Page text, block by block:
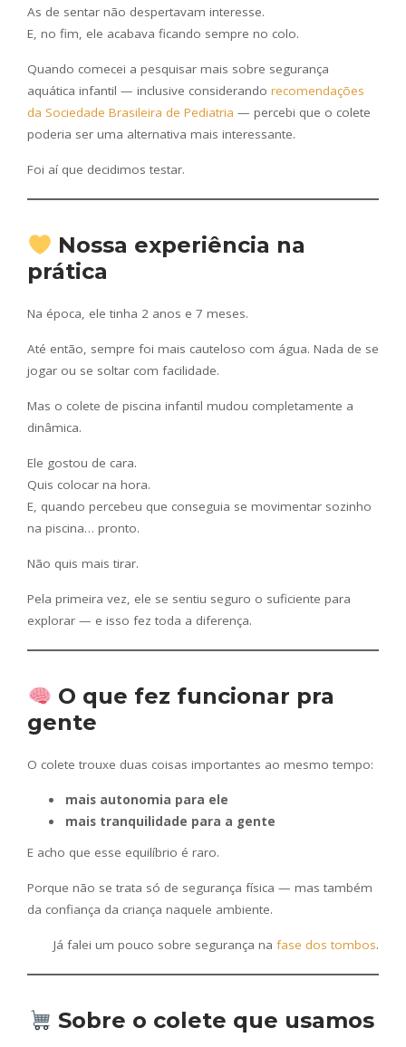
As de sentar não despertavam interesse.
E, no fim, ele acabava ficando sempre no colo.
Quando comecei a pesquisar mais sobre segurança
aquática infantil — inclusive considerando recomendações
da Sociedade Brasileira de Pediatria — percebi que o colete
poderia ser uma alternativa mais interessante.
Foi aí que decidimos testar.
Nossa experiência na
prática
Na época, ele tinha 2 anos e 7 meses.
Até então, sempre foi mais cauteloso com água. Nada de se
jogar ou se soltar com facilidade.
Mas o colete de piscina infantil mudou completamente a
dinâmica.
Ele gostou de cara.
Quis colocar na hora.
E, quando percebeu que conseguia se movimentar sozinho
na piscina… pronto.
Não quis mais tirar.
Pela primeira vez, ele se sentiu seguro o suficiente para
explorar — e isso fez toda a diferença.
O que fez funcionar pra
gente
O colete trouxe duas coisas importantes ao mesmo tempo:
mais autonomia para ele
mais tranquilidade para a gente
E acho que esse equilíbrio é raro.
Porque não se trata só de segurança física — mas também
da confiança da criança naquele ambiente.
Já falei um pouco sobre segurança na fase dos tombos.
Sobre o colete que usamos